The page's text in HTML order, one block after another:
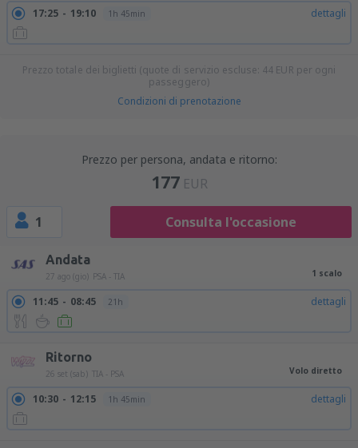
17:25 19:10 1h 45min dettagli
Prezzo totale dei biglietti (quote di servizio escluse: 44 EUR per ogni
passeggero)
Condizioni di prenotazione
Prezzo per persona, andata e ritorno:
177 EUR
1 Consulta l'occasione
Andata
27 ago (gio) PSA - TIA 1 scalo
11:45 08:45 21h dettagli
Ritorno
26 set (sab) TIA - PSA Volo diretto
10:30 12:15 1h 45min dettagli